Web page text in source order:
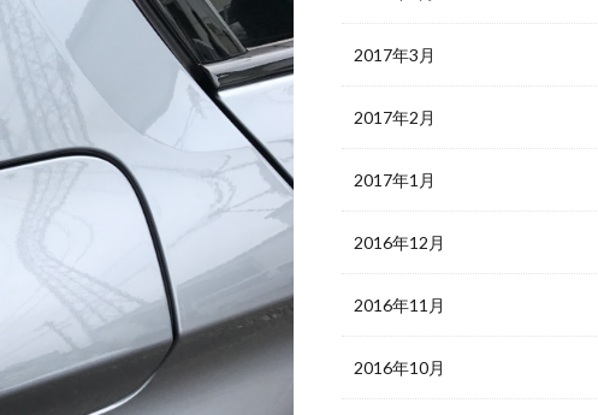
2017年3月
2017年2月
2017年1月
2016年12月
2016年11月
2016年10月